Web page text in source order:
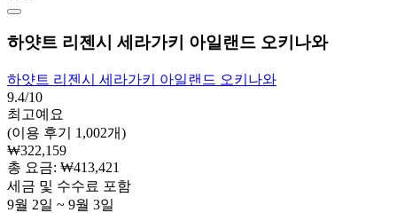
하얏트 리젠시 세라가키 아일랜드 오키나와
하얏트 리젠시 세라가키 아일랜드 오키나와
9.4/10
최고예요
(이용 후기 1,002개)
₩322,159
총 요금: ₩413,421
세금 및 수수료 포함
9월 2일 ~ 9월 3일